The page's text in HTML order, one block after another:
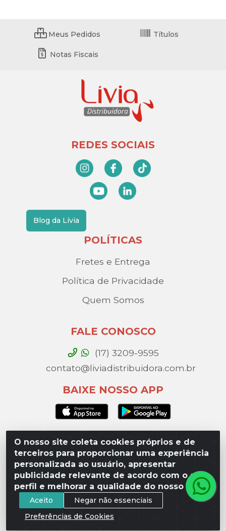
O nosso site coleta cookies próprios e de
terceiros para proporcionar uma experiência
personalizada ao usuário, apresentar
publicidade relevante de acordo com o seu
perfil e melhorar a qualidade do nosso site.
Aceito
Negar não essenciais
Preferências de Cookies
Meus Pedidos Títulos
Notas Fiscais
REDES SOCIAIS
Blog da Lívia
POLÍTICAS
Fretes e Entrega
Política de Privacidade
Quem Somos
FALE CONOSCO
(17) 3209-9595
contato@liviadistribuidora.com.br
BAIXE NOSSO APP
Lívia Distribuidora - Av. Percy Gandini, 329 – Vila
Toninho, São José do Rio Preto / SP - CEP 15077-
000 - CNPJ 49.975.923/0003-10